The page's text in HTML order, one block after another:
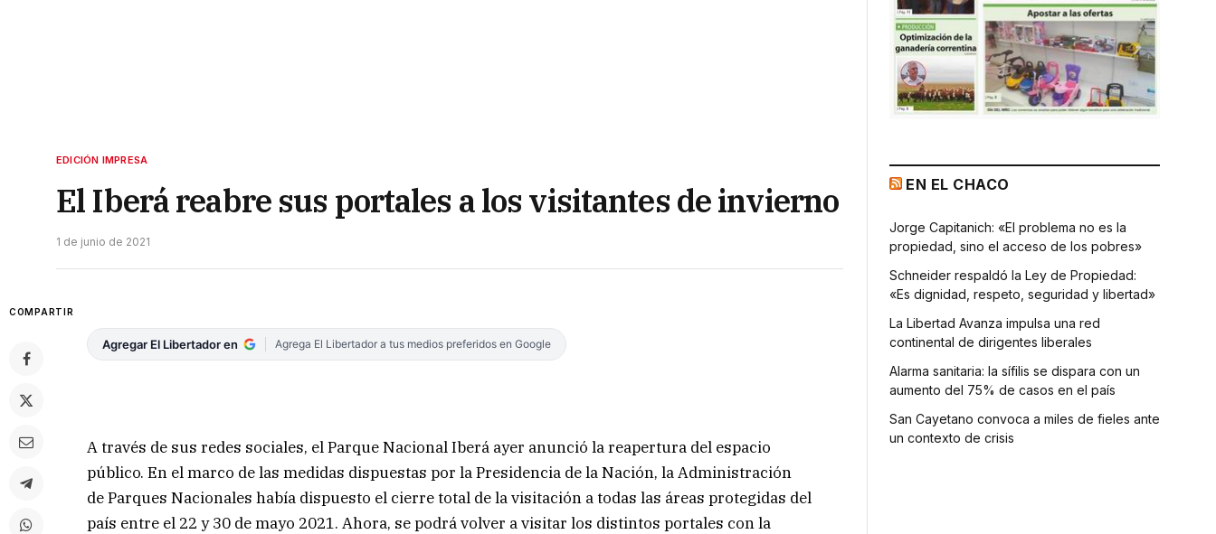
EDICIÓN IMPRESA
El Iberá reabre sus portales a los visitantes de invierno
1 de junio de 2021
COMPARTIR
Agregar El Libertador en Agrega El Libertador a tus medios preferidos en Google
A través de sus redes sociales, el Parque Nacional Iberá ayer anunció la reapertura del espacio
público. En el marco de las medidas dispuestas por la Presidencia de la Nación, la Administración
de Parques Nacionales había dispuesto el cierre total de la visitación a todas las áreas protegidas del
país entre el 22 y 30 de mayo 2021. Ahora, se podrá volver a visitar los distintos portales con la
EN EL CHACO
Jorge Capitanich: «El problema no es la
propiedad, sino el acceso de los pobres»
Schneider respaldó la Ley de Propiedad:
«Es dignidad, respeto, seguridad y libertad»
La Libertad Avanza impulsa una red
continental de dirigentes liberales
Alarma sanitaria: la sífilis se dispara con un
aumento del 75% de casos en el país
San Cayetano convoca a miles de fieles ante
un contexto de crisis